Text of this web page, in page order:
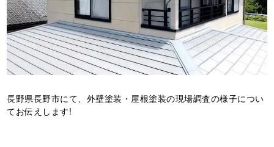
長野県長野市にて、外壁塗装・屋根塗装の現場調査の様子につい
てお伝えします!